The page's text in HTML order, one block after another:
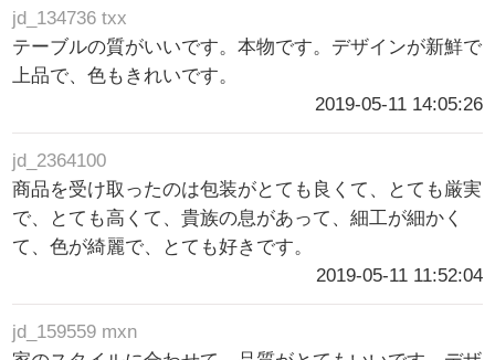
jd_134736 txx
テーブルの質がいいです。本物です。デザインが新鮮で
上品で、色もきれいです。
2019-05-11 14:05:26
jd_2364100
商品を受け取ったのは包装がとても良くて、とても厳実
で、とても高くて、貴族の息があって、細工が細かく
て、色が綺麗で、とても好きです。
2019-05-11 11:52:04
jd_159559 mxn